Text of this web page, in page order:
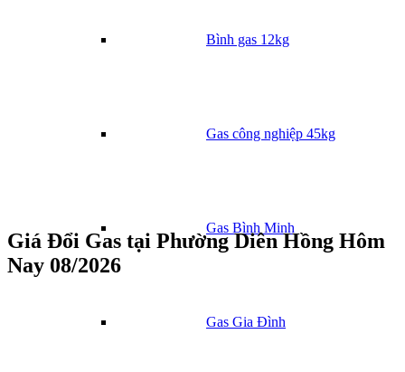
Bình gas 12kg
Gas công nghiệp 45kg
Gas Bình Minh
Gas Gia Đình
Giá Đổi Gas tại Phường Diên Hồng Hôm
Nay 08/2026